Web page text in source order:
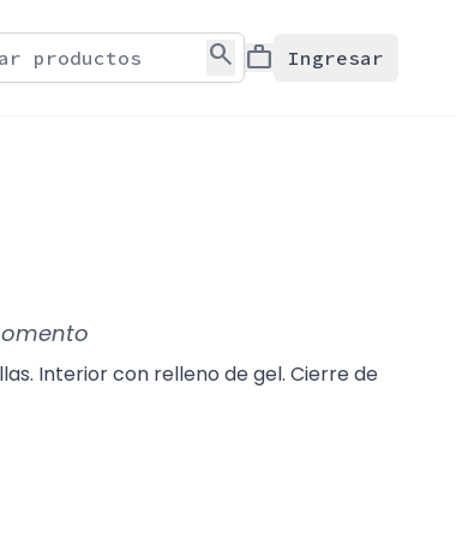
search work Ingresar
Interior con relleno de gel. Cierre de